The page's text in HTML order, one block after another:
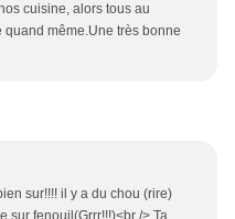
cuisine, alors tous au
même.Une très bonne
sur!!!! il y a du chou (rire)
sur fenouil(Grrr!!!)<br /> Ta